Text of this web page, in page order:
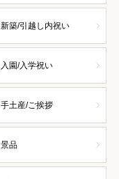
新築/引越し内祝い
入園/入学祝い
手土産/ご挨拶
景品